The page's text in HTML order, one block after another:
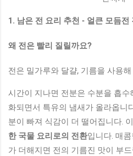
1. 남은 전 요리 추천 - 얼큰 모듬전
왜 전은 빨리 질릴까요?
전은 밀가루와 달걀, 기름을 사용
시간이 지나면 전분은 수분을 흡
화되면서 특유의 냄새가 올라옵니
분이 빠져 식감이 더 떨어집니다.
한 국물 요리로의 전환입니다. 매
가 더해지면 전의 기름진 맛이 부